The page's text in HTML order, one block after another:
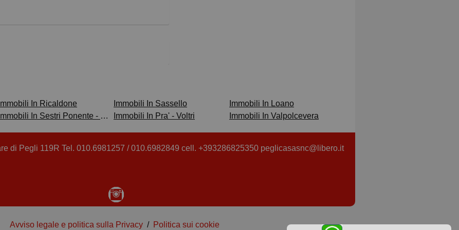
Immobili In Ricaldone Immobili In Sassello
Immobili In Loano
Immobili In Sestri Ponente - Borzoli Immobili In Pra' - Voltri Immobili In Valpolcevera
di Pegli 119R Tel. 010.6981257 / 010.6982849 cell. +393286825350 peglicasasnc@libero.it
Avviso legale e politica sulla Privacy/ Politica sui cookie